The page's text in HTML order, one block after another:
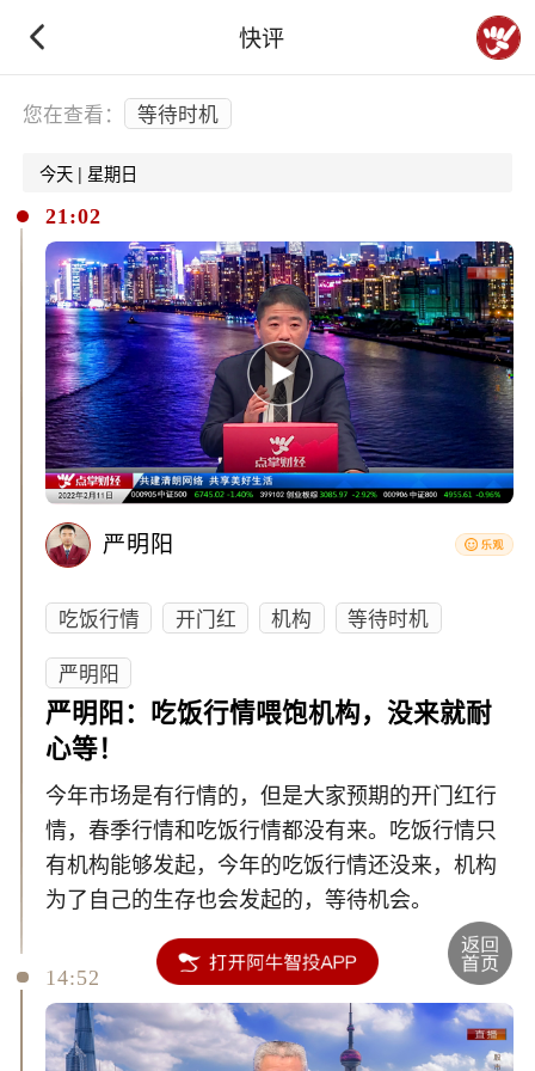
快评
下拉刷新
您在查看： 等待时机
今天 | 星期日
21:02
严明阳
吃饭行情 开门红 机构
等待时机
严明阳
严明阳：吃饭行情喂饱机构，没来就耐
心等！
今年市场是有行情的，但是大家预期的开门红行
情，春季行情和吃饭行情都没有来。吃饭行情只
有机构能够发起，今年的吃饭行情还没来，机构
为了自己的生存也会发起的，等待机会。
14:52